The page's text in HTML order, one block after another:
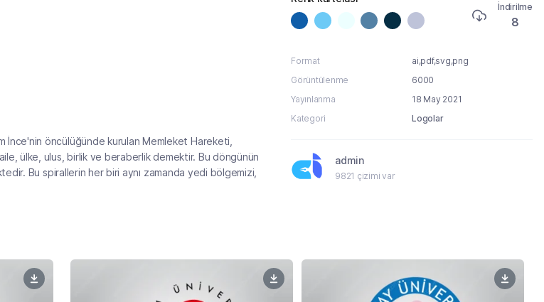
İnce'nin öncülüğünde kurulan Memleket Hareketi,
ülke, ulus, birlik ve beraberlik demektir. Bu döngünün
Bu spirallerin her biri aynı zamanda yedi bölgemizi,
İndirilme
8
Format
ai,pdf,svg,png
Görüntülenme
6000
Yayınlanma
18 May 2021
Kategori
Logolar
admin
9821 çizimi var